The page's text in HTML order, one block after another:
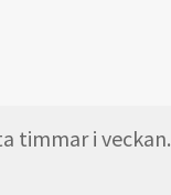
timmar i